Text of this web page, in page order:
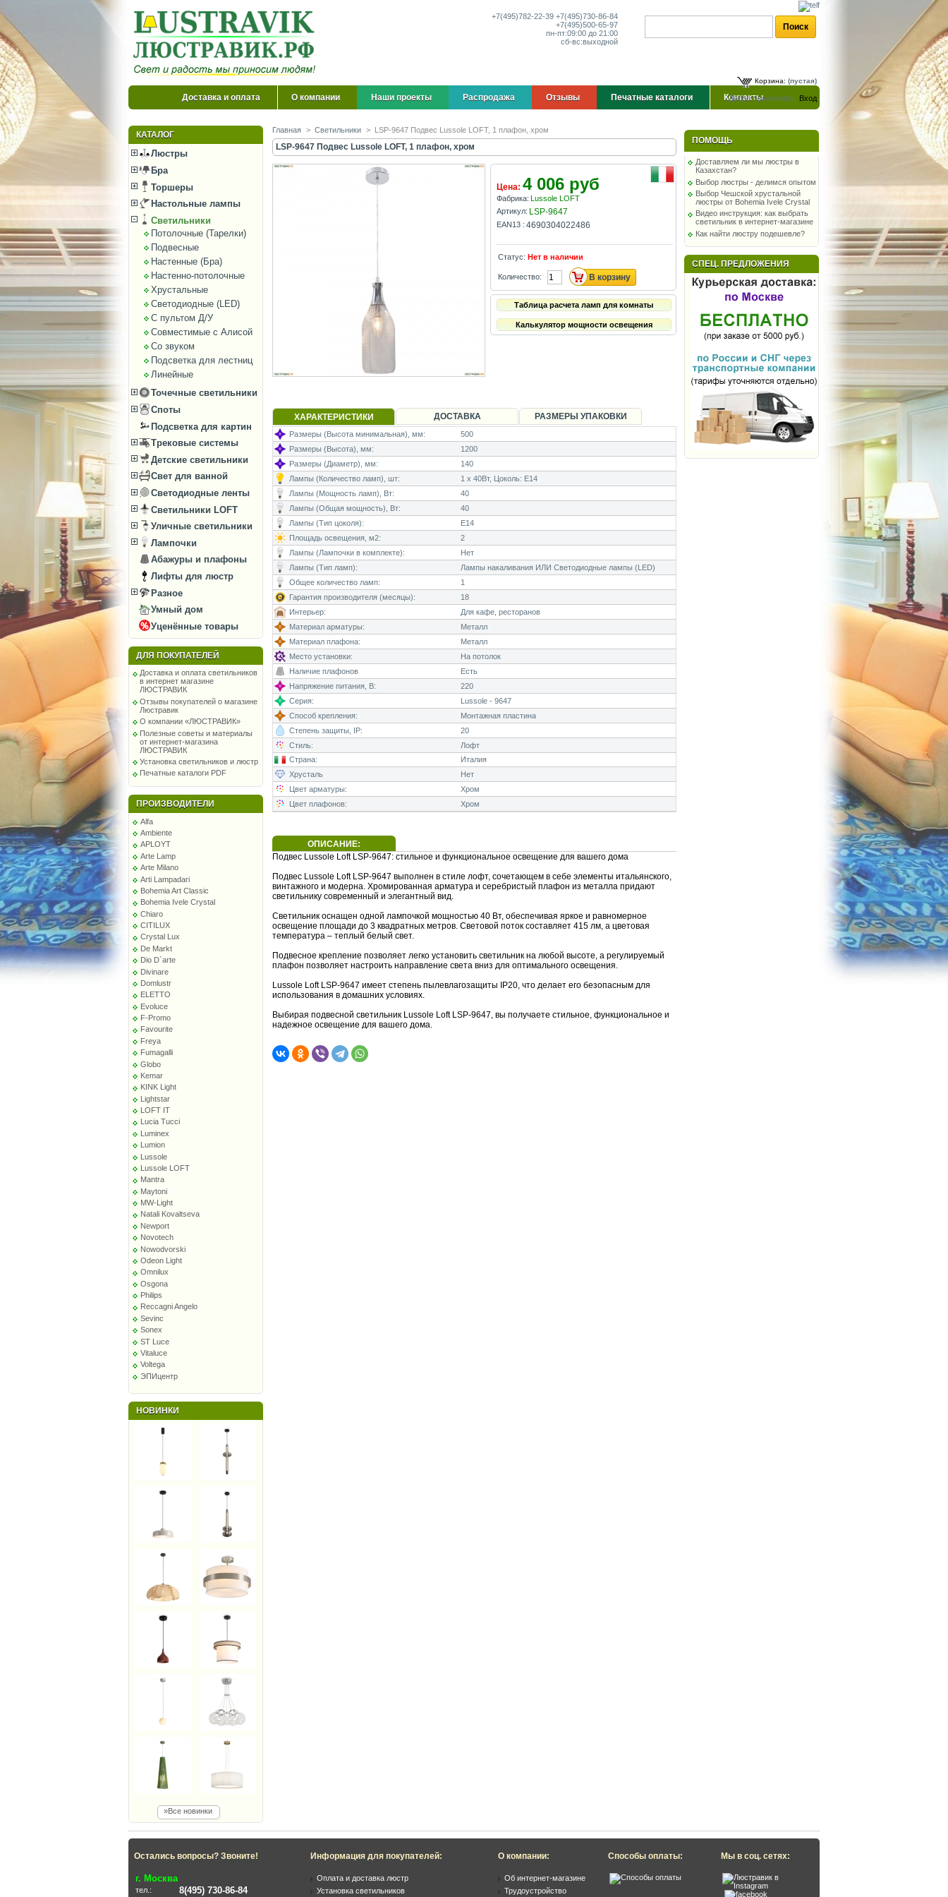
+7(495)782-22-39 +7(495)730-86-84
+7(495)500-65-97
пн-пт:09:00 до 21:00
сб-вс:выходной
Корзина: (пустая)
Добро пожаловать, Вход
Доставка и оплата О компании Наши проекты Распродажа Отзывы Печатные каталоги Контакты
КАТАЛОГ
Люстры
Бра
Торшеры
Настольные лампы
Светильники
Потолочные (Тарелки)
Подвесные
Настенные (Бра)
Настенно-потолочные
Хрустальные
Светодиодные (LED)
С пультом Д/У
Совместимые с Алисой
Со звуком
Подсветка для лестниц
Линейные
Точечные светильники
Споты
Подсветка для картин
Трековые системы
Детские светильники
Свет для ванной
Светодиодные ленты
Светильники LOFT
Уличные светильники
Лампочки
Абажуры и плафоны
Лифты для люстр
Разное
Умный дом
Уценённые товары
ДЛЯ ПОКУПАТЕЛЕЙ
Доставка и оплата светильников
в интернет магазине
ЛЮСТРАВИК
Отзывы покупателей о магазине
Люстравик
О компании «ЛЮСТРАВИК»
Полезные советы и материалы
от интернет-магазина
ЛЮСТРАВИК
Установка светильников и люстр
Печатные каталоги PDF
ПРОИЗВОДИТЕЛИ
Alfa
Ambiente
APLOYT
Arte Lamp
Arte Milano
Arti Lampadari
Bohemia Art Classic
Bohemia Ivele Crystal
Chiaro
CITILUX
Crystal Lux
De Markt
Dio D`arte
Divinare
Domlustr
ELETTO
Evoluce
F-Promo
Favourite
Freya
Fumagalli
Globo
Kemar
KINK Light
Lightstar
LOFT IT
Lucia Tucci
Luminex
Lumion
Lussole
Lussole LOFT
Mantra
Maytoni
MW-Light
Natali Kovaltseva
Newport
Novotech
Nowodvorski
Odeon Light
Omnilux
Osgona
Philips
Reccagni Angelo
Sevinc
Sonex
ST Luce
Vitaluce
Voltega
ЭПИцентр
НОВИНКИ
»Все новинки
Главная > Светильники > LSP-9647 Подвес Lussole LOFT, 1 плафон, хром
LSP-9647 Подвес Lussole LOFT, 1 плафон, хром
Цена: 4 006 руб
Фабрика: Lussole LOFT
Артикул: LSP-9647
EAN13 : 4690304022486
Статус: Нет в наличии
Количество:
Таблица расчета ламп для комнаты
Калькулятор мощности освещения
ХАРАКТЕРИСТИКИ ДОСТАВКА РАЗМЕРЫ УПАКОВКИ
Размеры (Высота минимальная), мм:
500
Размеры (Высота), мм:
1200
Размеры (Диаметр), мм:
140
Лампы (Количество ламп), шт:
1 x 40Вт, Цоколь: E14
Лампы (Мощность ламп), Вт:
40
Лампы (Общая мощность), Вт:
40
Лампы (Тип цоколя):
E14
Площадь освещения, м2:
2
Лампы (Лампочки в комплекте):
Нет
Лампы (Тип ламп):
Лампы накаливания ИЛИ Светодиодные лампы (LED)
Общее количество ламп:
1
Гарантия производителя (месяцы):
18
Интерьер:
Для кафе, ресторанов
Материал арматуры:
Металл
Материал плафона:
Металл
Место установки:
На потолок
Наличие плафонов
Есть
Напряжение питания, В:
220
Серия:
Lussole - 9647
Способ крепления:
Монтажная пластина
Степень защиты, IP:
20
Стиль:
Лофт
Страна:
Италия
Хрусталь
Нет
Цвет арматуры:
Хром
Цвет плафонов:
Хром
ОПИСАНИЕ:
Подвес Lussole Loft LSP-9647: стильное и функциональное освещение для вашего дома
Подвес Lussole Loft LSP-9647 выполнен в стиле лофт, сочетающем в себе элементы итальянского,
винтажного и модерна. Хромированная арматура и серебристый плафон из металла придают
светильнику современный и элегантный вид.
Светильник оснащен одной лампочкой мощностью 40 Вт, обеспечивая яркое и равномерное
освещение площади до 3 квадратных метров. Световой поток составляет 415 лм, а цветовая
температура – теплый белый свет.
Подвесное крепление позволяет легко установить светильник на любой высоте, а регулируемый
плафон позволяет настроить направление света вниз для оптимального освещения.
Lussole Loft LSP-9647 имеет степень пылевлагозащиты IP20, что делает его безопасным для
использования в домашних условиях.
Выбирая подвесной светильник Lussole Loft LSP-9647, вы получаете стильное, функциональное и
надежное освещение для вашего дома.
ПОМОЩЬ
Доставляем ли мы люстры в
Казахстан?
Выбор люстры - делимся опытом
Выбор Чешской хрустальной
люстры от Bohemia Ivele Crystal
Видео инструкция: как выбрать
светильник в интернет-магазине
Как найти люстру подешевле?
СПЕЦ. ПРЕДЛОЖЕНИЯ
Остались вопросы? Звоните!
г. Москва
тел.: 8(495) 730-86-84
Информация для покупателей:
Оплата и доставка люстр
Установка светильников
О компании:
Об интернет-магазине
Трудоустройство
Способы оплаты: Мы в соц. сетях: